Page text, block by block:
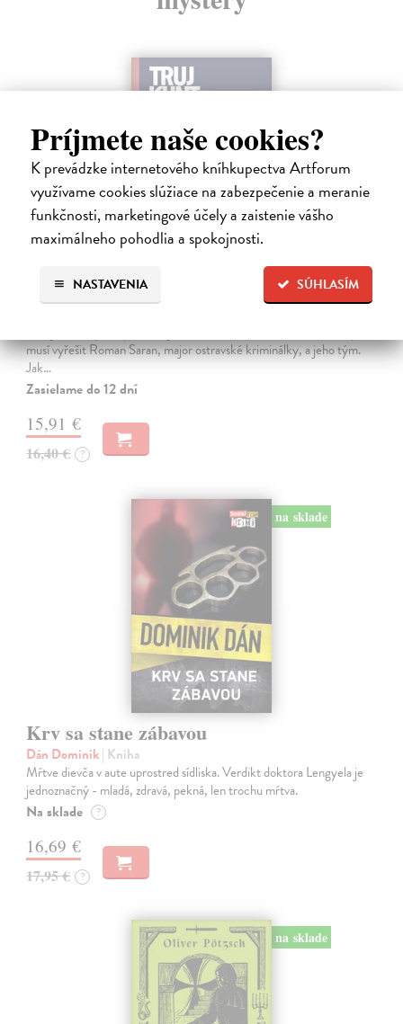
Príjmete naše cookies?
K prevádzke internetového kníhkupectva Artforum
využívame cookies slúžiace na zabezpečenie a meranie
funkčnosti, marketingové účely a zaistenie vášho
maximálneho pohodlia a spokojnosti.
SÚHLASÍM
NASTAVENIA
Tramwaj na Sachsenberg
musí vyřešit Roman Saran, major ostravské kriminálky, a jeho tým.
Jak…
Zasielame do 12 dní
15,91 €
16,40 € ?
na sklade
Krv sa stane zábavou
Dán Dominik| Kniha
Mŕtve dievča v aute uprostred sídliska. Verdikt doktora Lengyela je
jednoznačný - mladá, zdravá, pekná, len trochu mŕtva.
Na sklade ?
16,69 €
17,95 € ?
na sklade